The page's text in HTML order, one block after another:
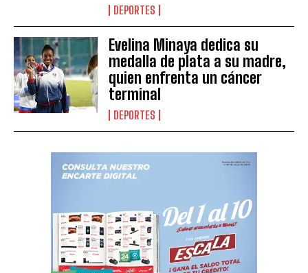
DEPORTES
Evelina Minaya dedica su
medalla de plata a su madre,
quien enfrenta un cáncer
terminal
DEPORTES